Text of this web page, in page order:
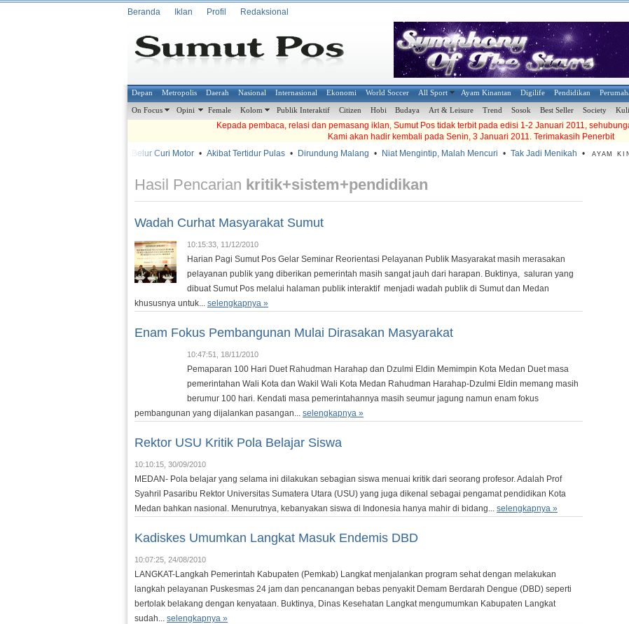
Beranda Iklan Profil Redaksional
Depan Metropolis Daerah Nasional Internasional Ekonomi World Soccer All Sport Ayam Kinantan Digilife Pendidikan
On Focus Opini Female Kolom Publik Interaktif Citizen Hobi Budaya Art & Leisure Trend Sosok Best Seller Society
Kepada pembaca, relasi dan pemasang iklan, Sumut Pos tidak terbit pada edisi 1-2 Januari 2011,
Kami akan hadir kembali pada Senin, 3 Januari 2011. Terimakasih Penerbit
Babak Belur Curi Motor • Akibat Tertidur Pulas • Dirundung Malang • Niat Mengintip, Malah Mencuri • Tak Jadi Menikah • AYAM
Hasil Pencarian kritik+sistem+pendidikan
Wadah Curhat Masyarakat Sumut
10:15:33, 11/12/2010
Harian Pagi Sumut Pos Gelar Seminar Reorientasi Pelayanan Publik Masyarakat masih merasakan
pelayanan publik yang diberikan pemerintah masih sangat jauh dari harapan. Buktinya, saluran yang
dibuat Sumut Pos melalui halaman publik interaktif menjadi wadah publik di Sumut dan Medan
khususnya untuk... selengkapnya »
Enam Fokus Pembangunan Mulai Dirasakan Masyarakat
10:47:51, 18/11/2010
Pemaparan 100 Hari Duet Rahudman Harahap dan Dzulmi Eldin Memimpin Kota Medan Duet masa
pemerintahan Wali Kota dan Wakil Wali Kota Medan Rahudman Harahap-Dzulmi Eldin memang masih
berumur 100 hari. Kendati masa pemerintahannya masih seumur jagung namun enam fokus
pembangunan yang dijalankan pasangan... selengkapnya »
Rektor USU Kritik Pola Belajar Siswa
10:10:15, 30/09/2010
MEDAN- Pola belajar yang selama ini dilakukan sebagian siswa menuai kritik dari seorang profesor. Adalah Prof
Syahril Pasaribu Rektor Universitas Sumatera Utara (USU) yang juga dikenal sebagai pengamat pendidikan Kota
Medan bahkan nasional. Menurutnya, kebanyakan siswa di Indonesia hanya mahir di bidang... selengkapnya »
Kadiskes Umumkan Langkat Masuk Endemis DBD
10:07:25, 24/08/2010
LANGKAT-Langkah Pemerintah Kabupaten (Pemkab) Langkat menjalankan program sehat dengan melakukan
langkah pelayanan Puskesmas 24 jam dan pencanangan bebas penyakit Demam Berdarah Dengue (DBD) seperti
bertolak belakang dengan kenyataan. Buktinya, Dinas Kesehatan Langkat mengumumkan Kabupaten Langkat
sudah... selengkapnya »